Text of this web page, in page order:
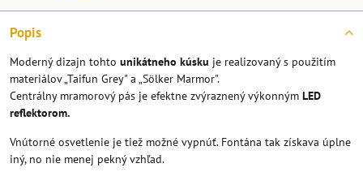
Popis
Moderný dizajn tohto unikátneho kúsku je realizovaný s použitím
materiálov „Taifun Grey" a „Sölker Marmor".
Centrálny mramorový pás je efektne zvýraznený výkonným LED
reflektorom.
Vnútorné osvetlenie je tiež možné vypnúť. Fontána tak získava úplne
iný, no nie menej pekný vzhľad.